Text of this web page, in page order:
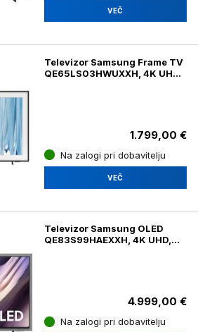
VEČ
Televizor Samsung Frame TV
QE65LS03HWUXXH, 4K UHD,
1.799,00 €
Na zalogi pri dobavitelju
VEČ
Televizor Samsung OLED
QE83S99HAEXXH, 4K UHD,
4.999,00 €
Na zalogi pri dobavitelju